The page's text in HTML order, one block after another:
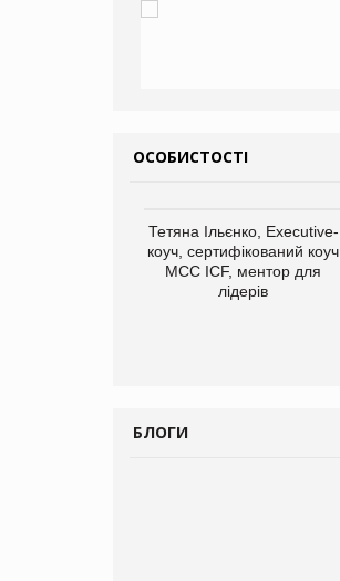
ОСОБИСТОСТІ
Тетяна Ільєнко, Executive-
коуч, сертифікований коуч
МСС ICF, ментор для
лідерів
БЛОГИ